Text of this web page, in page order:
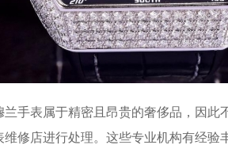
表属于精密且昂贵的奢侈品，因此
修店进行处理。这些专业机构有经验